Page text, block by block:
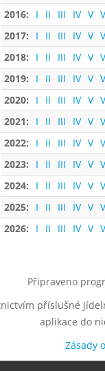
2016:
I II III IV V
2017:
I II III IV V
2018:
I II III IV V
2019:
I II III IV V
2020:
I II III IV V
2021:
I II III IV V
2022:
I II III IV V
2023:
I II III IV V
2024:
I II III IV V
2025:
I II III IV V
2026:
I II III IV V
Připraveno
příslušné
aplikace do
Zásady